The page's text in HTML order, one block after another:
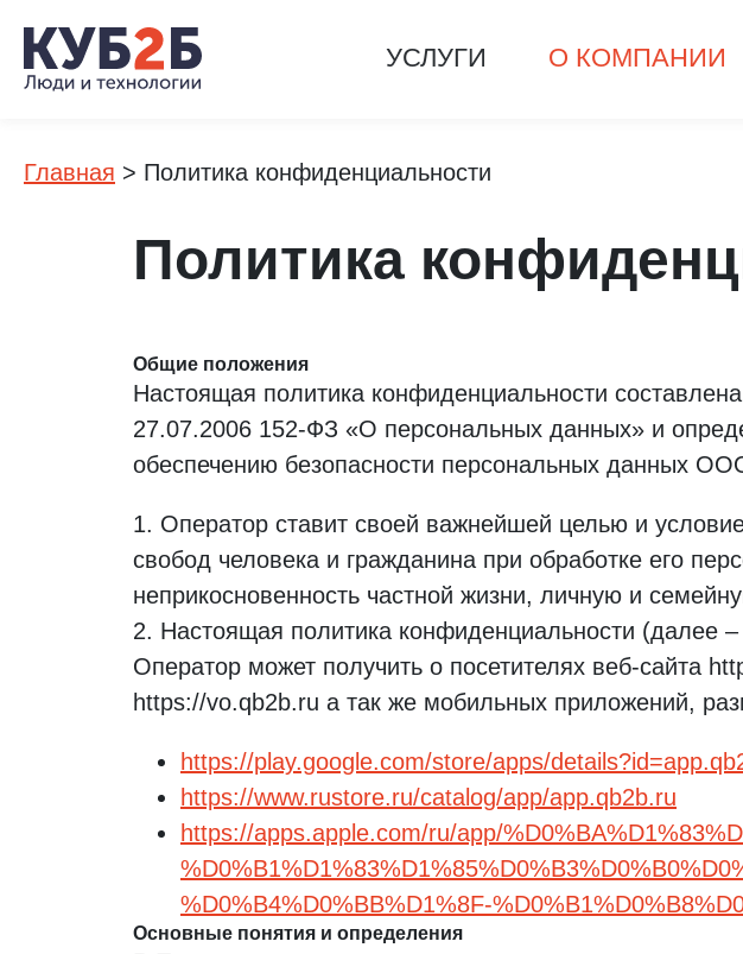
УСЛУГИ О КОМПАНИИ
Главная > Политика конфиденциальности
Политика
Общие положения
Настоящая политика конфиденциальности
27.07.2006 152-ФЗ «О персональных данных» и
обеспечению безопасности персональных данных
Оператор ставит своей важнейшей целью и
свобод человека и гражданина при обработке его
неприкосновенность частной жизни, личную и
Настоящая политика конфиденциальности (далее
Оператор может получить о посетителях веб-сайта
https://vo.qb2b.ru а так же мобильных приложений,
https://play.google.com/store/apps/
https://www.rustore.ru/catalog/app/app.qb2b.ru
https://apps.apple.com/ru/app/
%D0%B4%D0%BB%D1%8F-
Основные понятия и определения